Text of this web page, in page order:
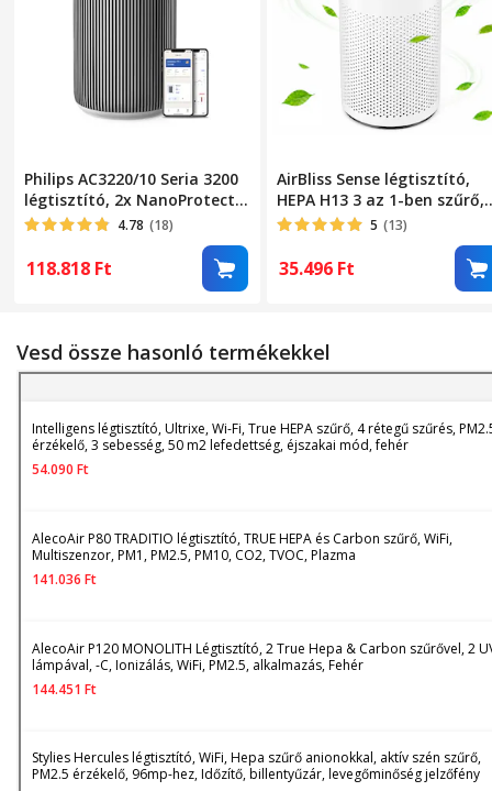
Philips AC3220/10 Seria 3200
légtisztító, 2x NanoProtect
HEPA szűrő, CADR: 520 m3/h,
Akár 135 m² gáz és PM2.5
érzékelő, Szűrő: FY3200/30,
4.78 (18)
118.818 Ft
AirBliss Sense légtisztító,
HEPA H13 3 az 1-ben szűrő,
aktív szén, pormentesítő,
érzékelő/valós idejű
levegőminőség-jelző, LED
automata mód, alvó mód,
24 órás időzítő, fehér
5 (13)
35.496 Ft
Vesd össze hasonló termékekkel
Intelligens légtisztító, Ultrixe, Wi-Fi, True HEPA szűrő, 4 rétegű szűrés,
érzékelő, 3 sebesség, 50 m2 lefedettség, éjszakai mód, fehér
54.090 Ft
AlecoAir P80 TRADITIO légtisztító, TRUE HEPA és Carbon szűrő, WiFi,
Multiszenzor, PM1, PM2.5, PM10, CO2, TVOC, Plazma
141.036 Ft
AlecoAir P120 MONOLITH Légtisztító, 2 True Hepa & Carbon szűrővel, 2
lámpával, -C, Ionizálás, WiFi, PM2.5, alkalmazás, Fehér
144.451 Ft
Stylies Hercules légtisztító, WiFi, Hepa szűrő anionokkal, aktív szén szűrő,
PM2.5 érzékelő, 96mp-hez, Időzítő, billentyűzár, levegőminőség jelzőfény